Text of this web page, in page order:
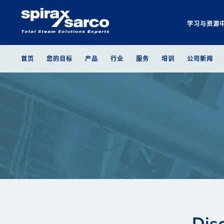
学习与资源
首页 您的目标 产品 行业 服务 培训 公司新闻